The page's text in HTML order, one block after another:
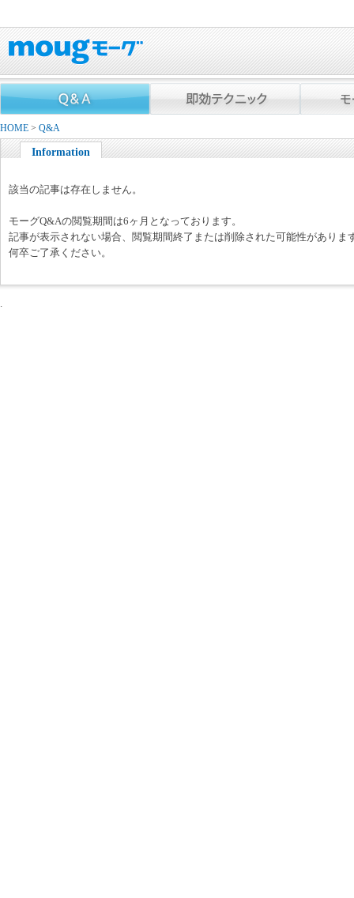
HOME > Q&A
Information
該当の記事は存在しません。
モーグQ&Aの閲覧期間は6ヶ月となっております。
記事が表示されない場合、閲覧期間終了または削除された可能性がありま
何卒ご了承ください。